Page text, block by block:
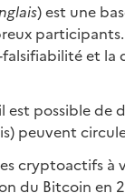
) est une
et
est possible
peuvent
cryptoactifs à
du Bitcoin en